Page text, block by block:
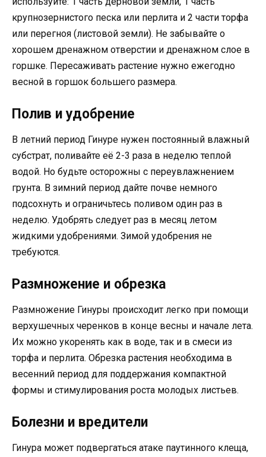
крупнозернистого песка или перлита и 2 части торфа
или перегноя (листовой земли). Не забывайте о
хорошем дренажном отверстии и дренажном слое в
горшке. Пересаживать растение нужно ежегодно
весной в горшок большего размера.
Полив и удобрение
В летний период Гинуре нужен постоянный влажный
субстрат, поливайте её 2-3 раза в неделю теплой
водой. Но будьте осторожны с переувлажнением
грунта. В зимний период дайте почве немного
подсохнуть и ограничьтесь поливом один раз в
неделю. Удобрять следует раз в месяц летом
жидкими удобрениями. Зимой удобрения не
требуются.
Размножение и обрезка
Размножение Гинуры происходит легко при помощи
верхушечных черенков в конце весны и начале лета.
Их можно укоренять как в воде, так и в смеси из
торфа и перлита. Обрезка растения необходима в
весенний период для поддержания компактной
формы и стимулирования роста молодых листьев.
Болезни и вредители
Гинура может подвергаться атаке паутинного клеща,